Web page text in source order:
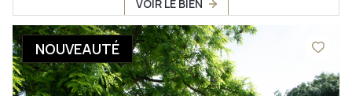
VOIR LE BIEN
NOUVEAUTÉ